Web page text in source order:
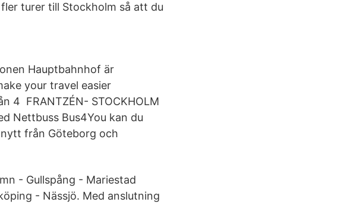
turer till Stockholm så att du
Hauptbahnhof är
your travel easier
4 FRANTZÉN- STOCKHOLM
Nettbuss Bus4You kan du
från Göteborg och
- Gullspång - Mariestad
- Nässjö. Med anslutning